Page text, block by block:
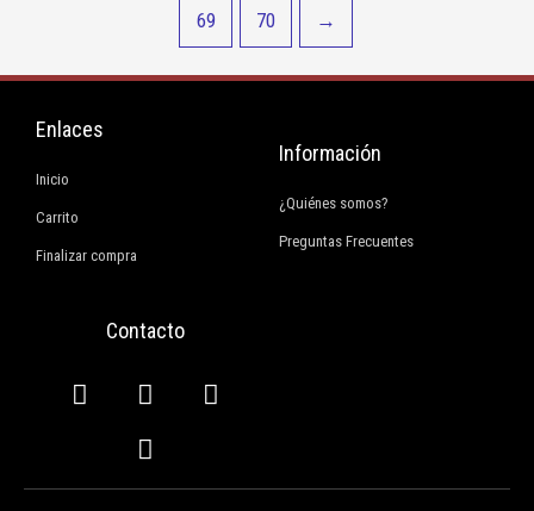
69 70 →
Enlaces
Inicio
Carrito
Finalizar compra
Información
¿Quiénes somos?
Preguntas Frecuentes
Contacto
F
a
b
I
n
s
t
a
W
h
s
E
n
v
e
l